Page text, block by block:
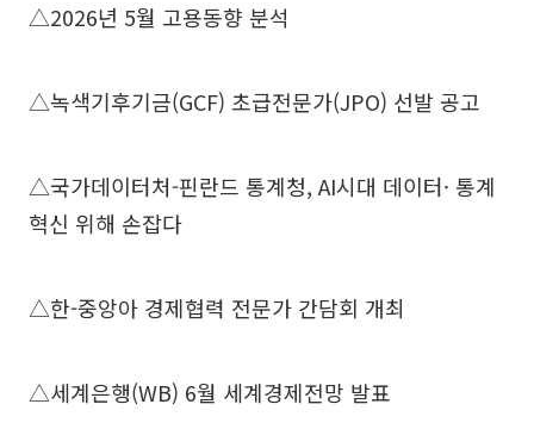
△2026년 5월 고용동향 분석
△녹색기후기금(GCF) 초급전문가(JPO) 선발 공고
△국가데이터처-핀란드 통계청, AI시대 데이터· 통계
혁신 위해 손잡다
△한-중앙아 경제협력 전문가 간담회 개최
△세계은행(WB) 6월 세계경제전망 발표